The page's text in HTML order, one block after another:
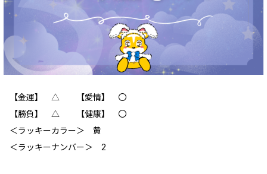
【金運】 △ 【愛情】 〇
【勝負】 △ 【健康】 〇
＜ラッキーカラー＞ 黄
＜ラッキーナンバー＞ 2